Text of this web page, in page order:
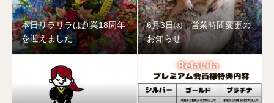
本日リラリラは創業18周年
を迎えました
6月3日㈬ 営業時間変更の
お知らせ